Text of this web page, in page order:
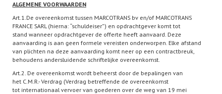
ALGEMENE VOORWAARDEN
Art.1.De overeenkomst tussen MARCOTRANS bv en/of MARCOTRANS
FRANCE SARL (hierna: “schuldeiser”) en opdrachtgever komt tot
stand wanneer opdrachtgever de offerte heeft aanvaard. Deze
aanvaarding is aan geen formele vereisten onderworpen. Elke afstand
van plichten na deze aanvaarding komt neer op een contractbreuk,
behoudens andersluidende schriftelijke overeenkomst.
Art.2. De overeenkomst wordt beheerst door de bepalingen van
het C.M.R.- Verdrag (Verdrag betreffende de overeenkomst
tot internationaal vervoer van goederen over de weg van 19 mei